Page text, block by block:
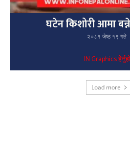
घटेन किशोरी आमा
२०८१ जेष्ठ १९ गते
IN Graphics
Load more